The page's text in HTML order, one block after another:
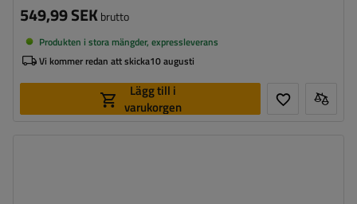
549,99 SEKbrutto
Produkten i stora mängder, expressleverans
Vi kommer redan att skicka10 augusti
Lägg till i
varukorgen